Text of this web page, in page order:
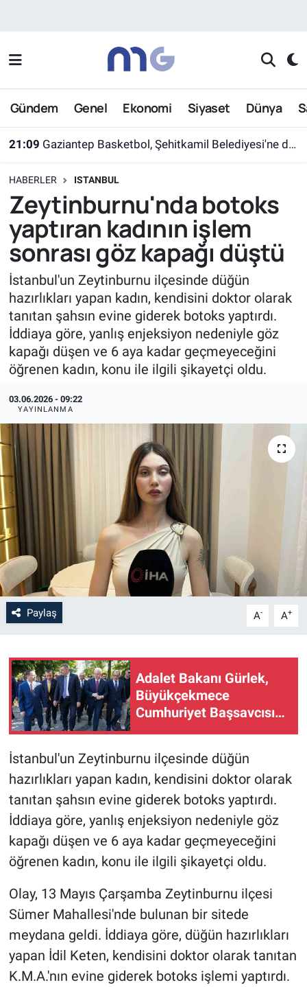
Gündem Genel Ekonomi Siyaset Dünya
21:09 Gaziantep Basketbol, Şehitkamil Belediyesi'ne devredildi
HABERLER ISTANBUL
Zeytinburnu'nda botoks
yaptıran kadının işlem
sonrası göz kapağı düştü
İstanbul'un Zeytinburnu ilçesinde düğün
hazırlıkları yapan kadın, kendisini doktor olarak
tanıtan şahsın evine giderek botoks yaptırdı.
İddiaya göre, yanlış enjeksiyon nedeniyle göz
kapağı düşen ve 6 aya kadar geçmeyeceğini
öğrenen kadın, konu ile ilgili şikayetçi oldu.
03.06.2026 - 09:22
YAYINLANMA
Paylaş A- A+
Adalet Bakanı Gürlek,
Büyükçekmece
Cumhuriyet Başsavcısı
İstanbul'un Zeytinburnu ilçesinde düğün
hazırlıkları yapan kadın, kendisini doktor olarak
tanıtan şahsın evine giderek botoks yaptırdı.
İddiaya göre, yanlış enjeksiyon nedeniyle göz
kapağı düşen ve 6 aya kadar geçmeyeceğini
öğrenen kadın, konu ile ilgili şikayetçi oldu.
Olay, 13 Mayıs Çarşamba Zeytinburnu ilçesi
Sümer Mahallesi'nde bulunan bir sitede
meydana geldi. İddiaya göre, düğün hazırlıkları
yapan İdil Keten, kendisini doktor olarak tanıtan
K.M.A.'nın evine giderek botoks işlemi yaptırdı.
Nöbetçi Eczaneler
Hava Durumu
Süper Lig Puan Durumu ve Fikstür
Tüm Manşetler
Son Dakika Haberleri
Haber Arşivi